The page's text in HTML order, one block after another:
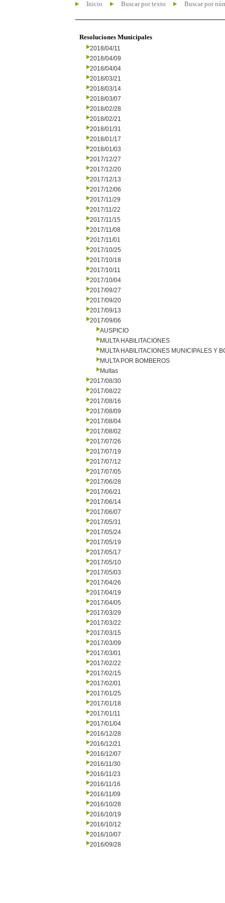
Inicio Buscar por texto Buscar por
Resoluciones Municipales
2018/04/11
2018/04/09
2018/04/04
2018/03/21
2018/03/14
2018/03/07
2018/02/28
2018/02/21
2018/01/31
2018/01/17
2018/01/03
2017/12/27
2017/12/20
2017/12/13
2017/12/06
2017/11/29
2017/11/22
2017/11/15
2017/11/08
2017/11/01
2017/10/25
2017/10/18
2017/10/11
2017/10/04
2017/09/27
2017/09/20
2017/09/13
2017/09/06
AUSPICIO
MULTA HABILITACIONES
MULTA HABILITACIONES MUNICIPALES Y
MULTA POR BOMBEROS
Multas
2017/08/30
2017/08/22
2017/08/16
2017/08/09
2017/08/04
2017/08/02
2017/07/26
2017/07/19
2017/07/12
2017/07/05
2017/06/28
2017/06/21
2017/06/14
2017/06/07
2017/05/31
2017/05/24
2017/05/19
2017/05/17
2017/05/10
2017/05/03
2017/04/26
2017/04/19
2017/04/05
2017/03/29
2017/03/22
2017/03/15
2017/03/09
2017/03/01
2017/02/22
2017/02/15
2017/02/01
2017/01/25
2017/01/18
2017/01/11
2017/01/04
2016/12/28
2016/12/21
2016/12/07
2016/11/30
2016/11/23
2016/11/16
2016/11/09
2016/10/28
2016/10/19
2016/10/12
2016/10/07
2016/09/28